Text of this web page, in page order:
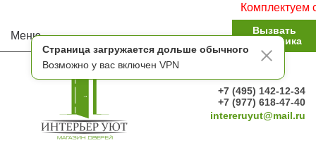
Страница загружается дольше обычного
Возможно у вас включен VPN
Комплектуем
Меню
Вызвать
замерщика
+7 (495) 142-12-34
+7 (977) 618-47-40
intereruyut@mail.ru